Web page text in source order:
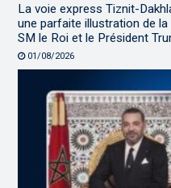
La voie express Tiznit-
une parfaite illustration de
SM le Roi et le Président
01/08/2026